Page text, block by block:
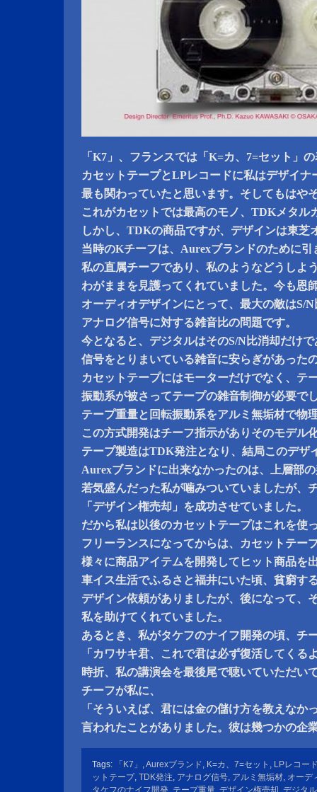
「K7」、フランスでは「K=カ、7=セット」
カセットテープとLPレコードに私はデザイナ
最も関わっていたと思います。そしてもはや
これがカセットでは最高のモノ、TDKメタル
しかし、TDKの商品ですが、デザインは東芝
当時のKチーフは、Aurexブランドのために引
私の直属チーフであり、私のようなどうしよ
わがままを見護ってくれていました。今も恩
オーディオデザインにとって、最大の敵はS/
アナログ信号に対する雑音比の問題です。
今となると、デジタルはそのS/N比消却だけ
信号をとりまいている雑音に安らぎがあった
カセットテープにはモーターだけでなく、テ
振動系が被さってテープの雑音制御が必要で
テープ重量と回転振動系をアルミ無垢材で物
この方式開発はチーフ指示がありそのモデル
テープ製造はTDK発注となり、結局このデザ
Aurexブランドに出来なかったのは、上層部
若気盛んだった私が噛みついていましたが、
「デザイン権売却」を成功させていました。
だから私は以後のカセットテープはこれを使
フリーランスになってからは、カセットテー
様々に商品アイテムを開発してヒット商品を
車イス生活でふるさと福井にいた頃、貧窮す
デザイン依頼がありましたが、後になって、
私を助けてくれていました。
あるとき、私がタケフのナイフ開発の頃、チ
「カワサキ君、これで君は必ず復活してくる
時折、私の講演会を最後尾で聴いていただい
チーフが私に、
「そういえば、君には金の儲け方を教えなか
言われたことがありました。彼は幾つかの企
Tags: 「K7」 ,Aurexブランド, K=カ、7=セット , LPレコー
ットテープ, TDK発注, アナログ信号, アルミ無垢材, オーデ
タケフのナイフ開発 テープ重量 デザイン権売却 デジタル